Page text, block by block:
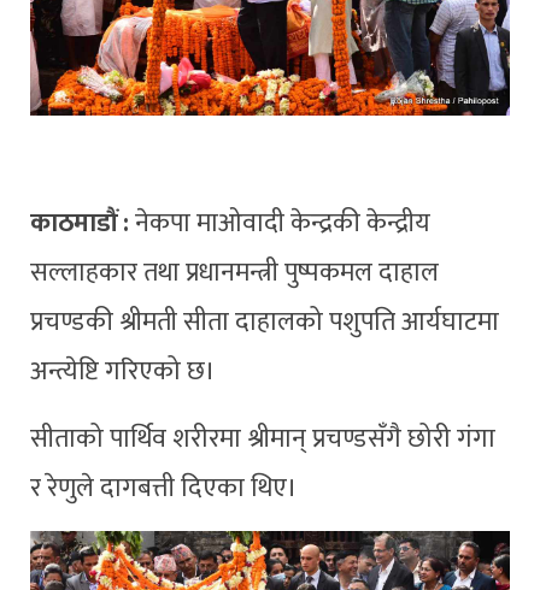
काठमाडौं :नेकपा माओवादी केन्द्रकी केन्द्रीय
सल्लाहकार तथा प्रधानमन्त्री पुष्पकमल दाहाल
प्रचण्डकी श्रीमती सीता दाहालको पशुपति आर्यघाटमा
अन्त्येष्टि गरिएको छ।
सीताको पार्थिव शरीरमा श्रीमान् प्रचण्डसँगै छोरी गंगा
र रेणुले दागबत्ती दिएका थिए।